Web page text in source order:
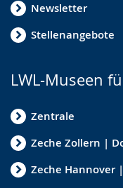
Newsletter
Stellenangebote
LWL-Museen
Zentrale
Zeche Zollern |
Zeche Hannover